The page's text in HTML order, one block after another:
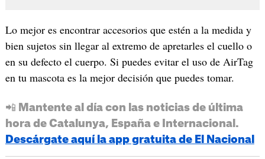
Lo mejor es encontrar accesorios que estén a la medida y
bien sujetos sin llegar al extremo de apretarles el cuello o
en su defecto el cuerpo. Si puedes evitar el uso de AirTag
en tu mascota es la mejor decisión que puedes tomar.
📲 Mantente al día con las noticias de última
hora de Catalunya, España e Internacional.
Descárgate aquí la app gratuita de El Nacional